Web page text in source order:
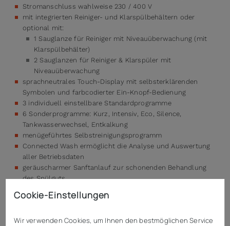
Stromanschluss wahlweise 230 / 400 V
mit integrierten Reiniger- und Klarspülbehältern oder
optional mit:
1 Sauglanze für Reiniger mit Niveauüberwachung (mit
Klarspülbehälter)
2 Sauglanzen für Reiniger & Klarspüler mit
Niveauüberwachung
sprachneutrales Touch-Display mit selbsterklärenden
Symbolen und farbcodierter Ein-Knopf-Bedienung
3 individuell einstellbare Standardprogramme
6 Sonderprogramme: Kurz, Intensiv, Eco, Silence,
Tankwasserwechsel, Entkalkung
menügeführtes Selbstreinigungsprogramm
Connected Wash ermöglicht die Analyse und Auswertung
aller Betriebsdaten
geräuscharmer Sanftanlauf zur schonenden Behandlung
des Spülguts
Thermostopp-Funktion für hygienisches Nachspülen
Schnittstellen: LAN, WLAN, USB
Cookie-Einstellungen
Wir verwenden Cookies, um Ihnen den bestmöglichen Service